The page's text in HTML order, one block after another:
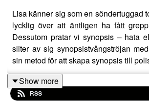
Lisa känner sig som en söndertuggad
lycklig över att äntligen ha fått
Dessutom pratar vi synopsis – hata
sliter av sig synopsistvångströjan
sin metod för att skapa synopsis till
Show more
RSS